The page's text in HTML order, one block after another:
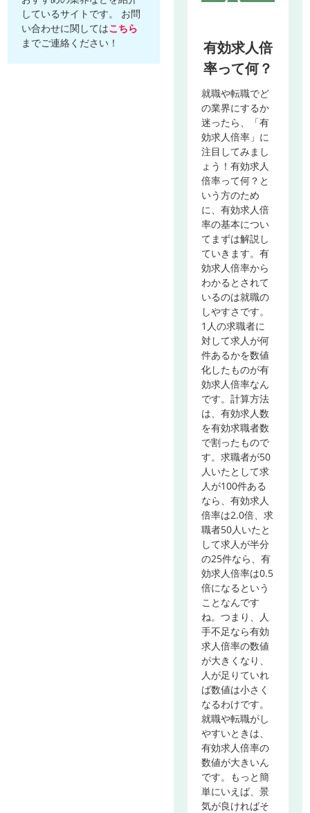
有効求人倍
率って何？
就職や転職でど
の業界にするか
迷ったら、「有
効求人倍率」に
注目してみまし
ょう！有効求人
倍率って何？と
いう方のため
に、有効求人倍
率の基本につい
てまずは解説し
ていきます。有
効求人倍率から
わかるとされて
いるのは就職の
しやすさです。
1人の求職者に
対して求人が何
件あるかを数値
化したものが有
効求人倍率なん
です。計算方法
は、有効求人数
を有効求職者数
で割ったもので
す。求職者が50
人いたとして求
人が100件ある
なら、有効求人
倍率は2.0倍、求
職者50人いたと
して求人が半分
の25件なら、有
効求人倍率は0.5
倍になるという
ことなんです
ね。つまり、人
手不足なら有効
求人倍率の数値
が大きくなり、
人が足りていれ
ば数値は小さく
なるわけです。
就職や転職がし
やすいときは、
有効求人倍率の
数値が大きいん
です。もっと簡
単にいえば、景
気が良ければそ
しているサイトです。 お問
い合わせに関してはこちら
までご連絡ください！